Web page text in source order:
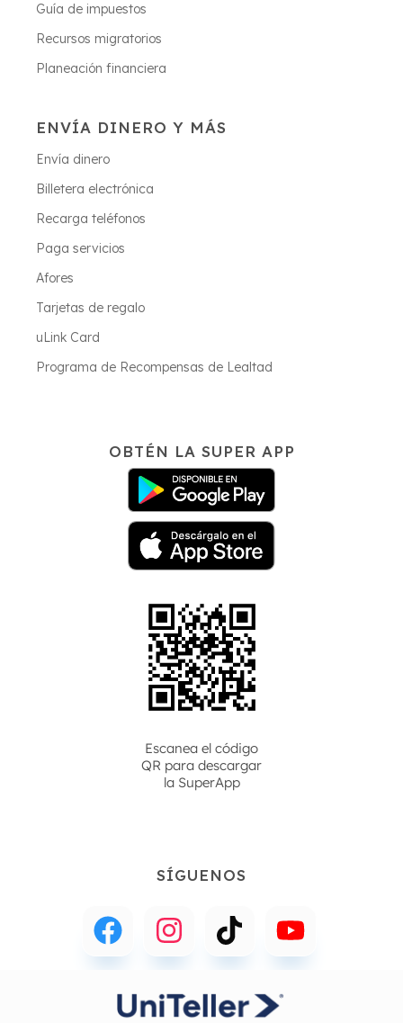
Guía de impuestos
Recursos migratorios
Planeación financiera
ENVÍA DINERO Y MÁS
Envía dinero
Billetera electrónica
Recarga teléfonos
Paga servicios
Afores
Tarjetas de regalo
uLink Card
Programa de Recompensas de Lealtad
OBTÉN LA SUPER APP
Escanea el código
QR para descargar
la SuperApp
SÍGUENOS